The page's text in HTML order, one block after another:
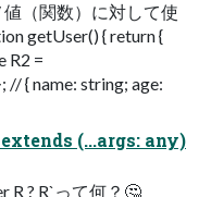
値（関数）に対して使
getUser() { return {
R2 =
{ name: string; age:
(...args: any)
R ? R`って何？🤔